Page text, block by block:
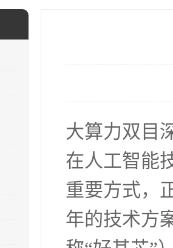
大算力双目
在人工智能
重要方式，
年的技术方